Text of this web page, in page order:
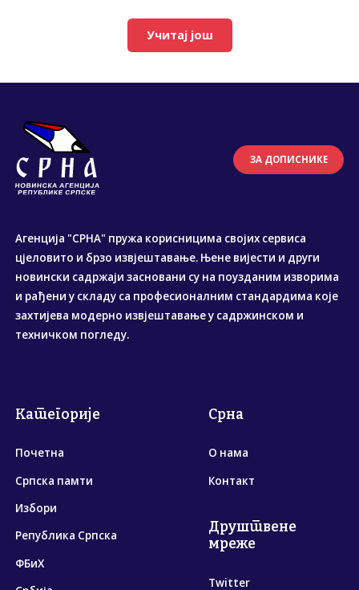
Учитај још
ЗА ДОПИСНИКЕ
Агенција "СРНА" пружа корисницима својих сервиса
цјеловито и брзо извјештавање. Њене вијести и други
новински садржаји засновани су на поузданим изворима
и рађени у складу са професионалним стандардима које
захтијева модерно извјештавање у садржинском и
техничком погледу.
Категорије
Почетна
Српска памти
Избори
Република Српска
ФБиХ
Срна
О нама
Контакт
Друштвене
мреже
Twitter